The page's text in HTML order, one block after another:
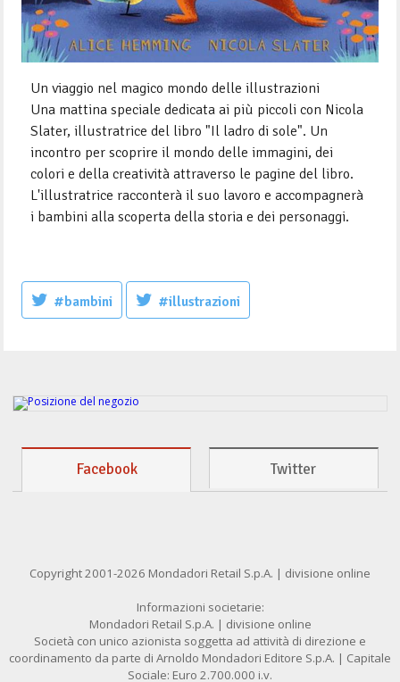
Un viaggio nel magico mondo delle illustrazioni
Una mattina speciale dedicata ai più piccoli con Nicola
Slater, illustratrice del libro "Il ladro di sole". Un
incontro per scoprire il mondo delle immagini, dei
colori e della creatività attraverso le pagine del libro.
L'illustratrice racconterà il suo lavoro e accompagnerà
i bambini alla scoperta della storia e dei personaggi.
#bambini #illustrazioni
Facebook Twitter
Copyright 2001-2026 Mondadori Retail S.p.A. | divisione online
Informazioni societarie:
Mondadori Retail S.p.A. | divisione online
Società con unico azionista soggetta ad attività di direzione e
coordinamento da parte di Arnoldo Mondadori Editore S.p.A. | Capitale
Sociale: Euro 2.700.000 i.v.